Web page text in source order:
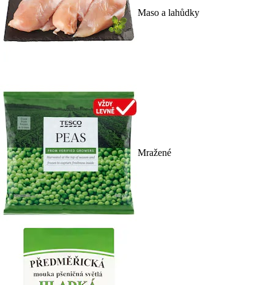
Maso a lahůdky
Mražené